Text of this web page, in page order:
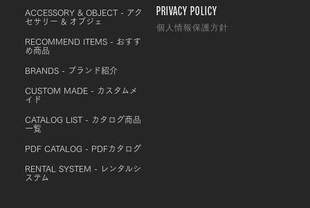
ACCESSORY & OBJECT - アク
セサリー & オブジェ
RECOMMEND ITEMS - おすす
め商品
BRANDS - ブランド紹介
CUSTOM MADE - カスタムメ
イド
CATALOG LIST - カタログ商品
一覧
PDF CATALOG - PDFカタログ
RENTAL SYSTEM - レンタルシ
ステム
PRIVACY POLICY
個人情報保護方針